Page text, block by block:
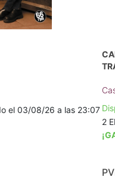
el 03/08/26 a las 23:07
2